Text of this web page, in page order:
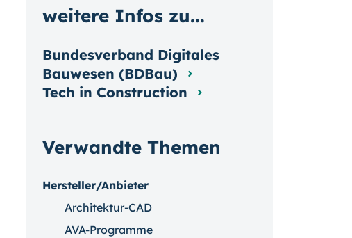
Verwandte Themen
Hersteller/Anbieter
Architektur-CAD
AVA-Programme
weitere Infos zu...
Bundesverband Digitales
Bauwesen (BDBau)
Tech in Construction